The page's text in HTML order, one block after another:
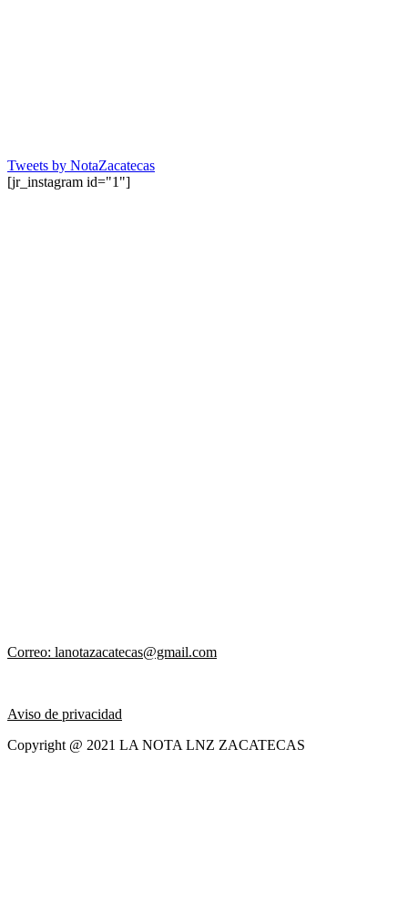
Tweets by NotaZacatecas
[jr_instagram id="1"]
Correo: lanotazacatecas@gmail.com
Aviso de privacidad
Copyright @ 2021 LA NOTA LNZ ZACATECAS